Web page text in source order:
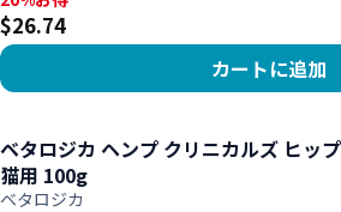
$26.74
カートに追加
ベタロジカ ヘンプ クリニカルズ ヒッ
猫用 100g
ベタロジカ